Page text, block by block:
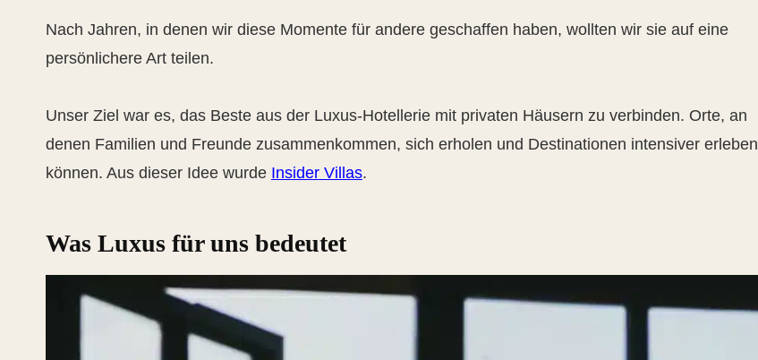
Nach Jahren, in denen wir diese Momente für andere geschaffen haben, wollten wir sie auf eine
persönlichere Art teilen.
Unser Ziel war es, das Beste aus der Luxus-Hotellerie mit privaten Häusern zu verbinden. Orte, an
denen Familien und Freunde zusammenkommen, sich erholen und Destinationen intensiver erleben
können. Aus dieser Idee wurde Insider Villas.
Was Luxus für uns bedeutet